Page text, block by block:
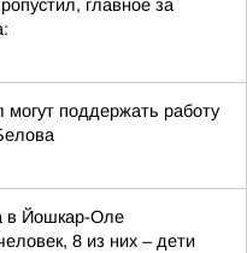
главное за
поддержать работу
в Йошкар-Оле
8 из них – дети